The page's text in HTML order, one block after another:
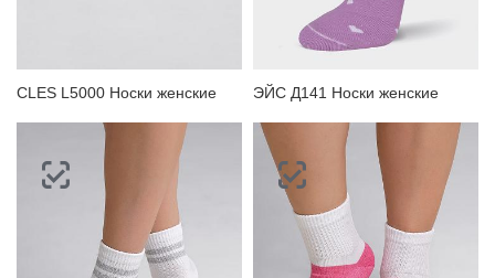
CLES L5000 Носки женские ЭЙС Д141 Носки женские